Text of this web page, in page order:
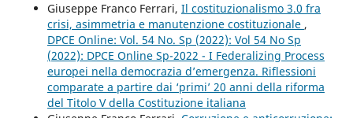
Giuseppe Franco Ferrari, Il costituzionalismo 3.0 fra
crisi, asimmetria e manutenzione costituzionale ,
DPCE Online: Vol. 54 No. Sp (2022): Vol 54 No Sp
(2022): DPCE Online Sp-2022 - I Federalizing Process
europei nella democrazia d’emergenza. Riflessioni
comparate a partire dai ‘primi’ 20 anni della riforma
del Titolo V della Costituzione italiana